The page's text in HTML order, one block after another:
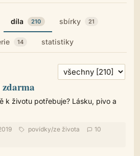
díla 210 sbírky 21
14 statistiky
k životu potřebuje? Lásku, pivo a
povídky/ze života
10